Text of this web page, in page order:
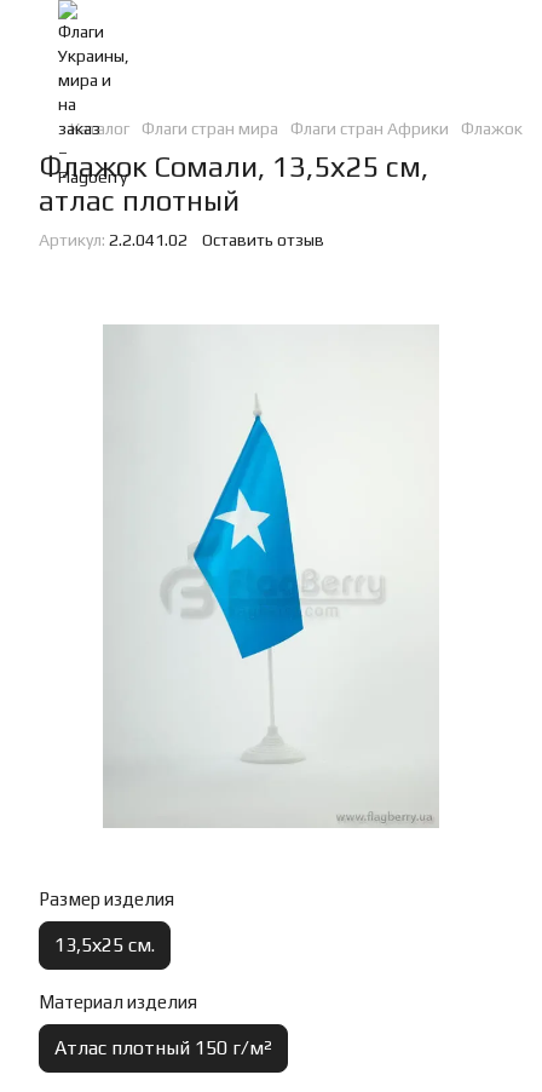
Каталог Флаги стран мира Флаги стран Африки Флажок
Флажок Сомали, 13,5х25 см,
атлас плотный
Артикул: 2.2.041.02 Оставить отзыв
Размер изделия
13,5х25 см.
Материал изделия
Атлас плотный 150 г/м²